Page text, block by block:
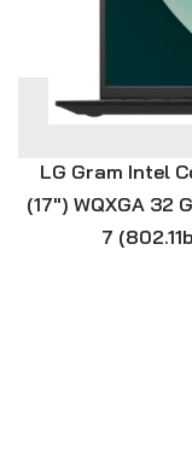
LG Gram Intel
(17″) WQXGA 32
7